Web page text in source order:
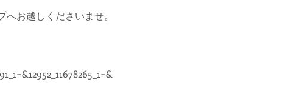
お越しくださいませ。